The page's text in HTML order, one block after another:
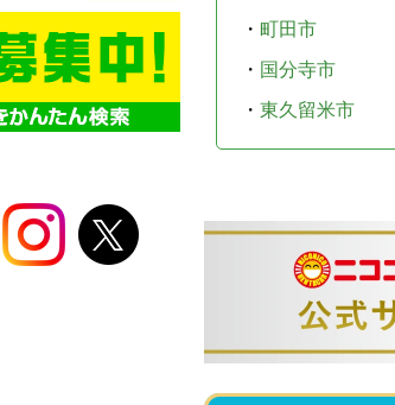
・ 町田市
・ 国分寺市
・ 東久留米市